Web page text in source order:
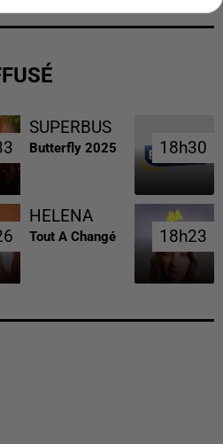
SUPERBUS
Butterfly 2025 18h30
18h30
HELENA
Tout A Changé 18h23
18h23